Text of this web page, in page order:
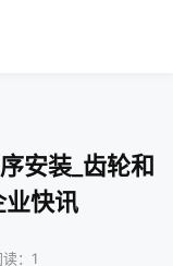
安装_齿轮和
快讯
：1